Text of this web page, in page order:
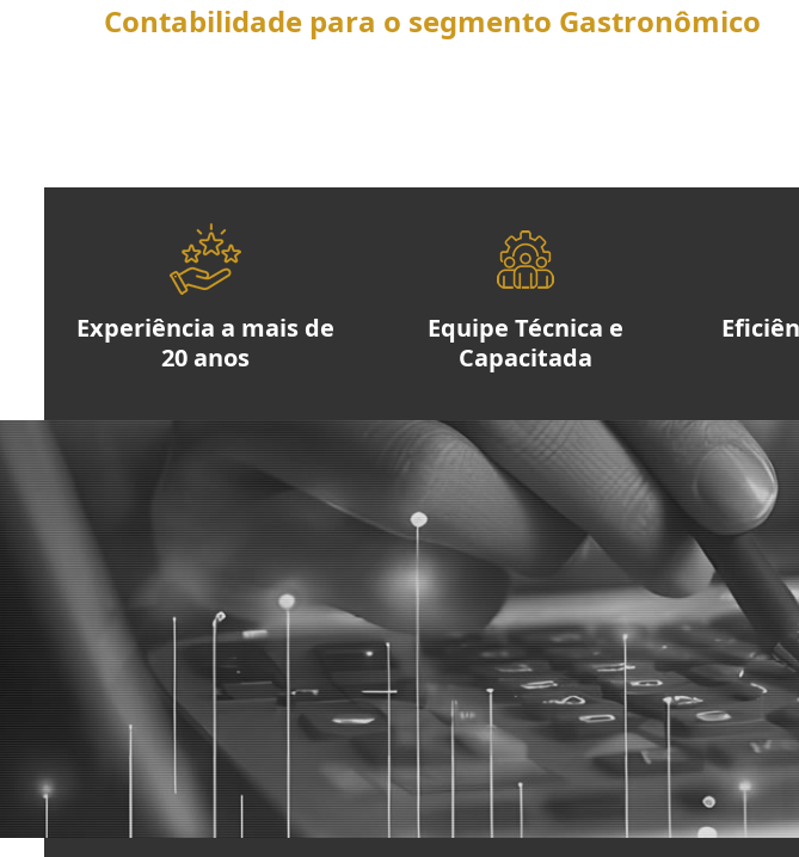
Contabilidade para o segmento Gastronômico
Experiência a mais de
20 anos
Equipe Técnica e
Capacitada